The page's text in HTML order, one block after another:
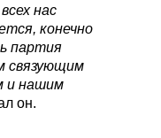
нас
конечно
партия
связующим
и нашим
он.